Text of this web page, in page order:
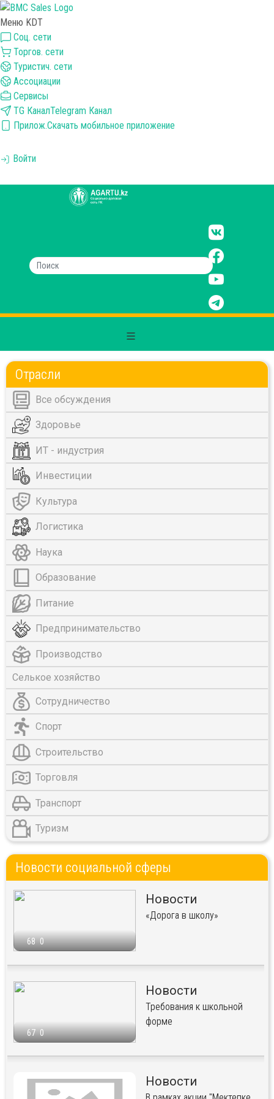
Меню KDT
Соц. сети
Торгов. сети
Туристич. сети
Ассоциации
Сервисы
TG КаналTelegram Канал
Прилож.Скачать мобильное приложение
Войти
Отрасли
Все обсуждения
Здоровье
ИТ - индустрия
Инвестиции
Культура
Логистика
Наука
Образование
Питание
Предпринимательство
Производство
Селькое хозяйство
Сотрудничество
Спорт
Строительство
Торговля
Транспорт
Туризм
Новости социальной сферы
68 0
Новости
«Дорога в школу»
67 0
Новости
Требования к школьной
форме
Новости